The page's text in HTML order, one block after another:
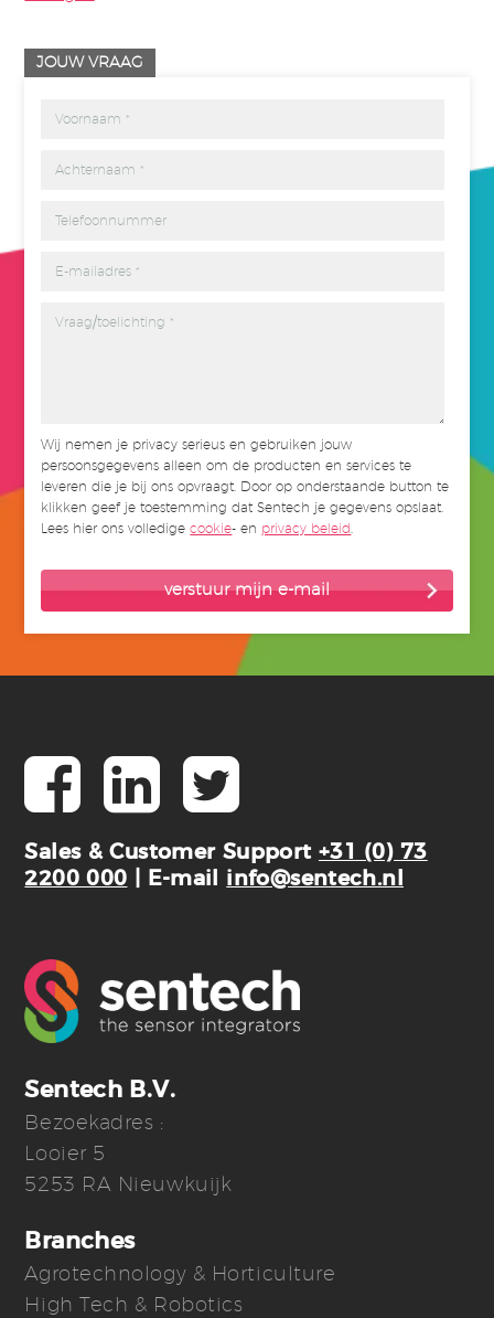
JOUW VRAAG
Wij nemen je privacy serieus en gebruiken jouw
persoonsgegevens alleen om de producten en services te
leveren die je bij ons opvraagt. Door op onderstaande button te
klikken geef je toestemming dat Sentech je gegevens opslaat.
Lees hier ons volledigecookie- en privacy beleid
Sales & Customer Support +31 (0) 73
2200 000 | E-mail info@sentech.nl
Sentech B.V.
Bezoekadres :
Looier 5
5253 RA Nieuwkuijk
Branches
Agrotechnology & Horticulture
High Tech & Robotics